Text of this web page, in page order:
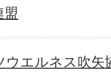
盟
ウエルネス吹矢